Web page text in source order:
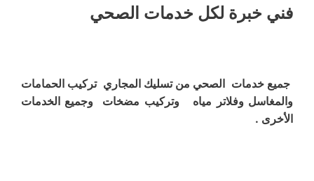
فني خبرة لكل خدمات الصحي
جميع خدمات الصحي من تسليك المجاري تركيب الحمامات
والمغاسل وفلاتر مياه وتركيب مضخات وجميع الخدمات
الأخرى .